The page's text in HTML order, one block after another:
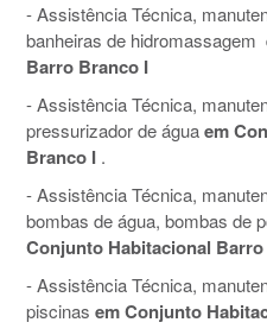
- Assistência Técnica,
banheiras de hidromassagem
Barro Branco I
- Assistência Técnica,
pressurizador de águaem
Branco I .
- Assistência Técnica,
bombas de água, bombas de
Conjunto Habitacional
- Assistência Técnica,
piscinas em Conjunto